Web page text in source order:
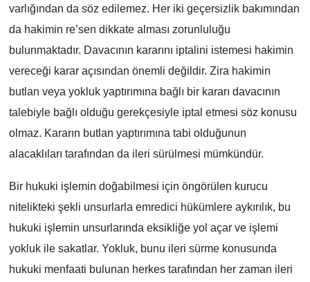
varlığından da söz edilemez. Her iki geçersizlik bakımından
da hakimin re’sen dikkate alması zorunluluğu
bulunmaktadır. Davacının kararını iptalini istemesi hakimin
vereceği karar açısından önemli değildir. Zira hakimin
butlan veya yokluk yaptırımına bağlı bir kararı davacının
talebiyle bağlı olduğu gerekçesiyle iptal etmesi söz konusu
olmaz. Kararın butlan yaptırımına tabi olduğunun
alacaklıları tarafından da ileri sürülmesi mümkündür.
Bir hukuki işlemin doğabilmesi için öngörülen kurucu
nitelikteki şekli unsurlarla emredici hükümlere aykırılık, bu
hukuki işlemin unsurlarında eksikliğe yol açar ve işlemi
yokluk ile sakatlar. Yokluk, bunu ileri sürme konusunda
hukuki menfaati bulunan herkes tarafından her zaman ileri